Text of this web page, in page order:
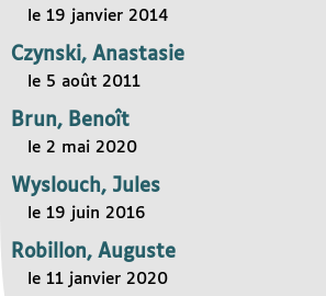
le 19 janvier 2014
Czynski, Anastasie
le 5 août 2011
Brun, Benoît
le 2 mai 2020
Wyslouch, Jules
le 19 juin 2016
Robillon, Auguste
le 11 janvier 2020